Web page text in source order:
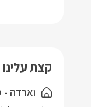
קצת עלינו
וארדה -